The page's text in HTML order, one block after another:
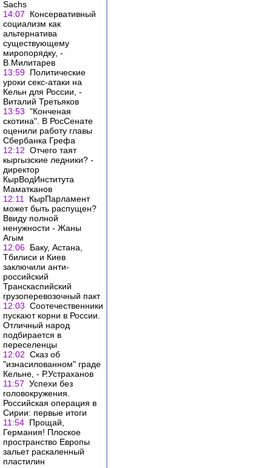
Sachs
14:07
Консервативный
социализм как
альтернатива
существующему
миропорядку, -
В.Милитарев
13:59 Политические
уроки секс-атаки на
Кельн для России, -
Виталий Третьяков
13:53 "Конченая
скотина". В РосСенате
оценили работу главы
Сбербанка Грефа
12:12 Отчего таят
кыргызские ледники? -
директор
КырВодИнститута
Маматканов
12:11
КырПарламент
может быть распущен?
Ввиду полной
ненужности - Жаны
Агым
12:06 Баку, Астана,
Тбилиси и Киев
заключили анти-
российский
Транскаспийский
грузоперевозочный пакт
12:03 Соотечественники
пускают корни в России.
Отличный народ
подбирается в
переселенцы
12:02 Сказ об
"изнасилованном" граде
Кельне, - Р.Устраханов
11:57 Успехи без
головокружения.
Российская операция в
Сирии: первые итоги
11:54 Прощай,
Германия! Плоское
пространство Европы
зальет раскаленный
пластилин